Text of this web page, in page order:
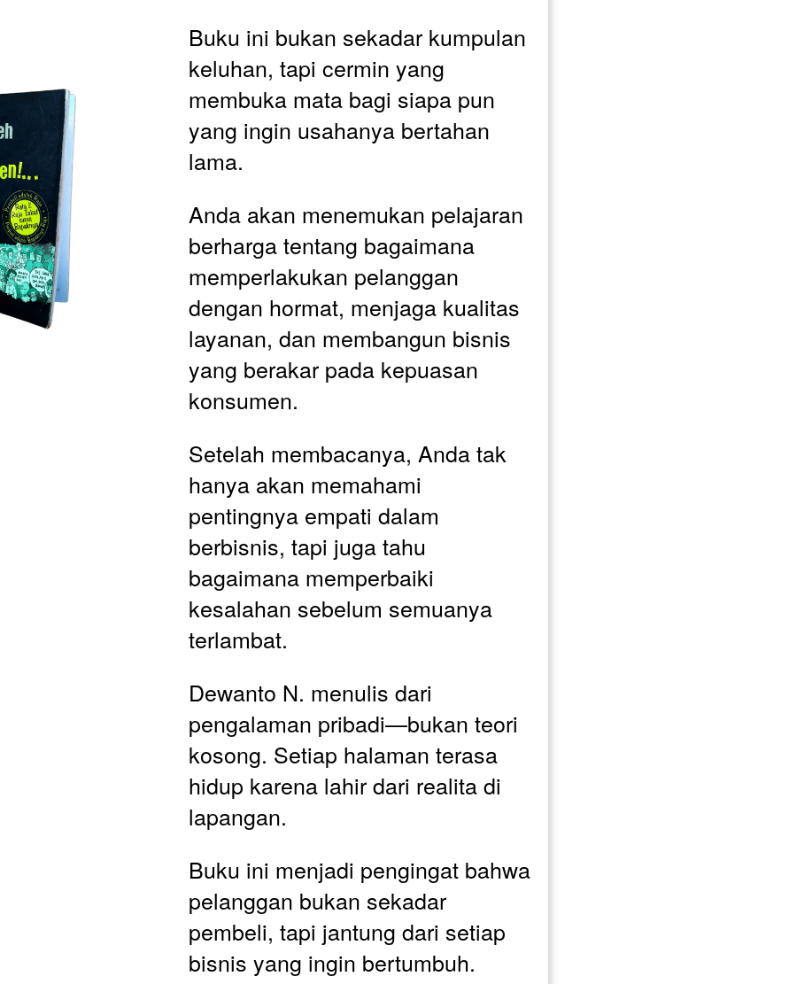
Buku ini bukan sekadar kumpulan
keluhan, tapi cermin yang
membuka mata bagi siapa pun
yang ingin usahanya bertahan
lama.
Anda akan menemukan pelajaran
berharga tentang bagaimana
memperlakukan pelanggan
dengan hormat, menjaga kualitas
layanan, dan membangun bisnis
yang berakar pada kepuasan
konsumen.
Setelah membacanya, Anda tak
hanya akan memahami
pentingnya empati dalam
berbisnis, tapi juga tahu
bagaimana memperbaiki
kesalahan sebelum semuanya
terlambat.
Dewanto N. menulis dari
pengalaman pribadi—bukan teori
kosong. Setiap halaman terasa
hidup karena lahir dari realita di
lapangan.
Buku ini menjadi pengingat bahwa
pelanggan bukan sekadar
pembeli, tapi jantung dari setiap
bisnis yang ingin bertumbuh.